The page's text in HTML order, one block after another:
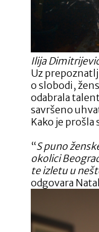
Ilija
Uz
o slobodi,
odabrala
savršeno
Kako je prošla
“S puno
okolici
te izletu u
odgovara